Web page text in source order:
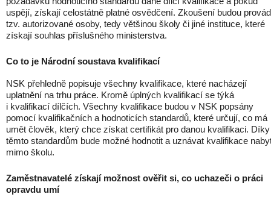
uspějí, získají celostátně platné osvědčení. Zkoušení budou
tzv. autorizované osoby, tedy většinou školy či jiné instituce, které
získají souhlas příslušného ministerstva.
Co to je Národní soustava kvalifikací
NSK přehledně popisuje všechny kvalifikace, které nacházejí
uplatnění na trhu práce. Kromě úplných kvalifikací se týká
i kvalifikací dílčích. Všechny kvalifikace budou v NSK popsány
pomocí kvalifikačních a hodnoticích standardů, které určují, co má
umět člověk, který chce získat certifikát pro danou kvalifikaci. Díky
těmto standardům bude možné hodnotit a uznávat kvalifikace
mimo školu.
Zaměstnavatelé získají možnost ověřit si, co uchazeči o práci
opravdu umí